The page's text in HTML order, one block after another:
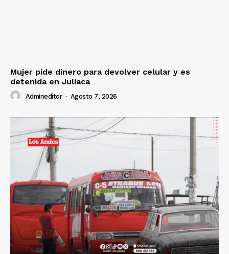
Mujer pide dinero para devolver celular y es
detenida en Juliaca
Admineditor - Agosto 7, 2026